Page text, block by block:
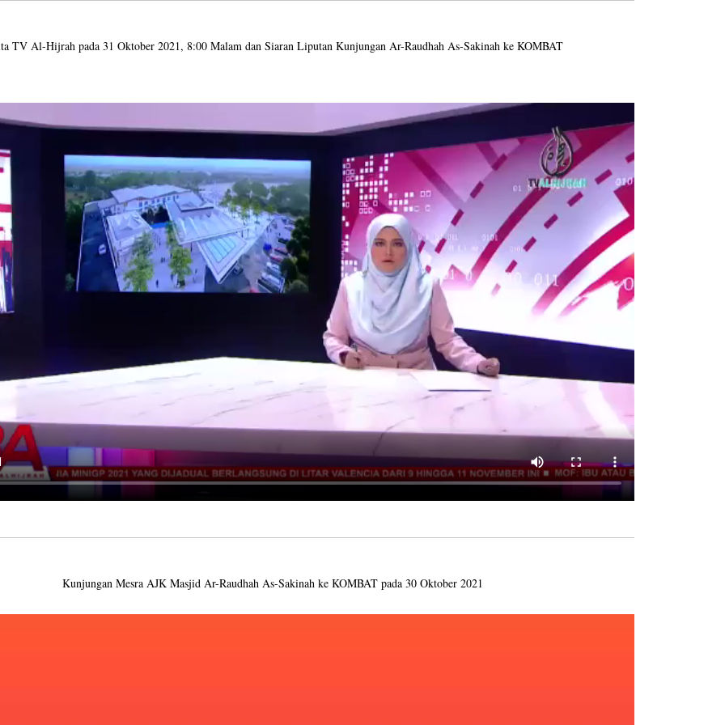
TV Al-Hijrah pada 31 Oktober 2021, 8:00 Malam dan Siaran Liputan Kunjungan Ar-Raudhah As-Sakinah ke KOMBAT
Kunjungan Mesra AJK Masjid Ar-Raudhah As-Sakinah ke KOMBAT pada 30 Oktober 2021